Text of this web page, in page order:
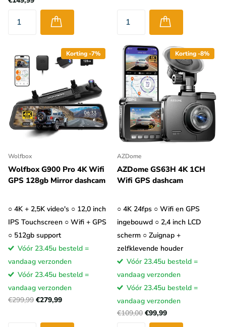
Korting -7%
Wolfbox
Wolfbox G900 Pro 4K Wifi
GPS 128gb Mirror dashcam
○ 4K + 2,5K video's ○ 12,0 inch
IPS Touchscreen ○ Wifi + GPS
○ 512gb support
Vóór 23.45u besteld =
vandaag verzonden
Vóór 23.45u besteld =
vandaag verzonden
€299,99 €279,99
Korting -8%
AZDome
AZDome GS63H 4K 1CH
Wifi GPS dashcam
○ 4K 24fps ○ Wifi en GPS
ingebouwd ○ 2,4 inch LCD
scherm ○ Zuignap +
zelfklevende houder
Vóór 23.45u besteld =
vandaag verzonden
Vóór 23.45u besteld =
vandaag verzonden
€109,00 €99,99